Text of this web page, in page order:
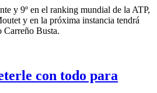
y 9º en el ranking mundial de la ATP,
y en la próxima instancia tendrá
Carreño Busta.
con todo para